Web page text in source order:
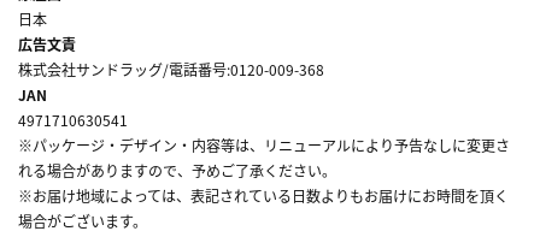
日本
広告文責
株式会社サンドラッグ/電話番号:0120-009-368
JAN
4971710630541
※パッケージ・デザイン・内容等は、リニューアルにより予告なしに変更さ
れる場合がありますので、予めご了承ください。
※お届け地域によっては、表記されている日数よりもお届けにお時間を頂く
場合がございます。